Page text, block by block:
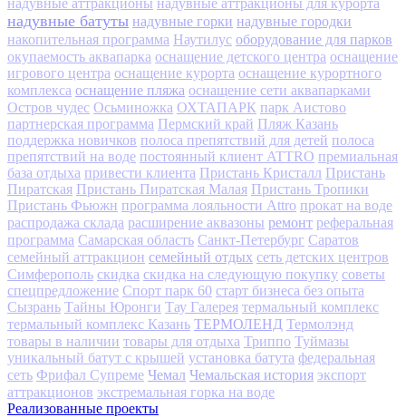
надувные батуты надувные горки надувные городки
накопительная программа Наутилус оборудование для парков
окупаемость аквапарка оснащение детского центра оснащение
игрового центра оснащение курорта оснащение курортного
комплекса оснащение пляжа оснащение сети аквапарками
Остров чудес Осьминожка ОХТАПАРК парк Аистово
партнерская программа Пермский край Пляж Казань
поддержка новичков полоса препятствий для детей полоса
препятствий на воде постоянный клиент ATTRO премиальная
база отдыха привести клиента Пристань Кристалл Пристань
Пиратская Пристань Пиратская Малая Пристань Тропики
Пристань Фьюжн программа лояльности Attro прокат на воде
распродажа склада расширение аквазоны ремонт реферальная
программа Самарская область Санкт-Петербург Саратов
семейный аттракцион семейный отдых сеть детских центров
Симферополь скидка скидка на следующую покупку советы
спецпредложение Спорт парк 60 старт бизнеса без опыта
Сызрань Тайны Юронги Тау Галерея термальный комплекс
термальный комплекс Казань ТЕРМОЛЕНД Термолэнд
товары в наличии товары для отдыха Триппо Туймазы
уникальный батут с крышей установка батута федеральная
сеть Фрифал Супреме Чемал Чемальская история экспорт
аттракционов экстремальная горка на воде
Реализованные проекты